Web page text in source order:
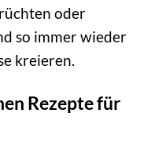
oder
so immer wieder
kreieren.
Rezepte für